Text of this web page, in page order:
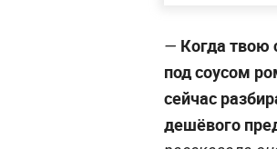
— Когда твою
под соусом
сейчас
дешёвого